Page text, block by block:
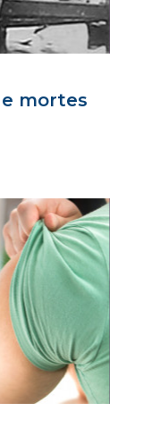
e mortes